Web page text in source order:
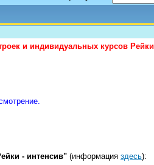
и индивидуальных курсов Рейки
- интенсив" (информация здесь):